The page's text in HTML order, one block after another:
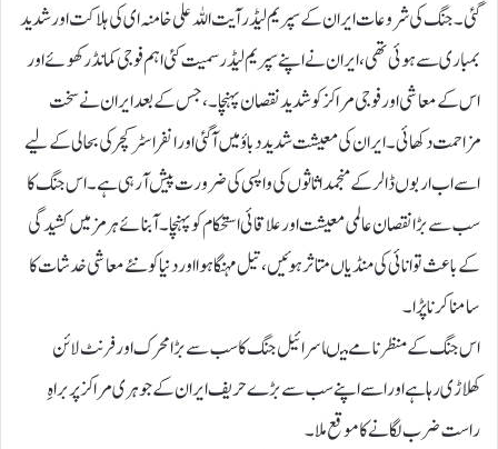
گئی۔جنگ کی شروعات ایران کے سپریم لیڈر آیت اللہ علی خامنہ ای کی ہلاکت اور شدید
بمباری سے ہوئی تھی،ایران نے اپنے سپریم لیڈر سمیت کئی اہم فوجی کمانڈر کھوئے اور
اس کے معاشی اور فوجی مراکز کو شدید نقصان پہنچا۔، جس کے بعد ایران نے سخت
مزاحمت دکھائی۔ ایران کی معیشت شدید دباؤ میں آ گئی اور انفراسٹرکچر کی بحالی کے لیے
اسے اب اربوں ڈالر کے منجمد اثاثوں کی واپسی کی ضرورت پیش آرہی ہے۔اس جنگ کا
سب سے بڑا نقصان عالمی معیشت اور علاقائی استحکام کو پہنچا۔ آبنائے ہرمز میں کشیدگی
کے باعث توانائی کی منڈیاں متاثر ہوئیں، تیل مہنگا ہوا اور دنیا کو نئے معاشی خدشات کا
سامنا کرنا پڑا۔
ا س جنگ کے منظر نامے میںاسرائیل جنگ کا سب سے بڑا محرک اور فرنٹ لائن
کھلاڑی رہا ہے اور اسےاپنے سب سے بڑے حریف ایران کے جوہری مراکز پر براہِ
راست ضرب لگانے کا موقع ملا۔